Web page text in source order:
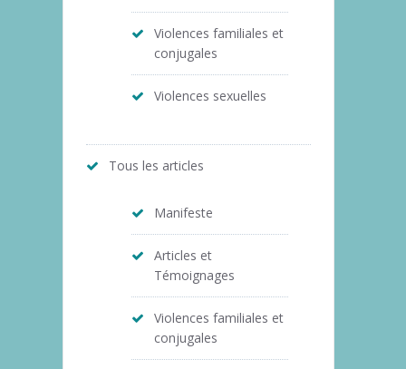
Violences familiales et
conjugales
Violences sexuelles
Tous les articles
Manifeste
Articles et
Témoignages
Violences familiales et
conjugales